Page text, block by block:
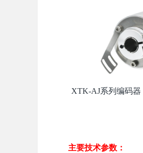
XTK-AJ系列编码器
主要技术参数：